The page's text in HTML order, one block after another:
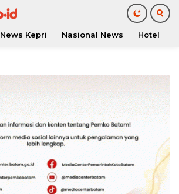
News Kepri Nasional News Hotel